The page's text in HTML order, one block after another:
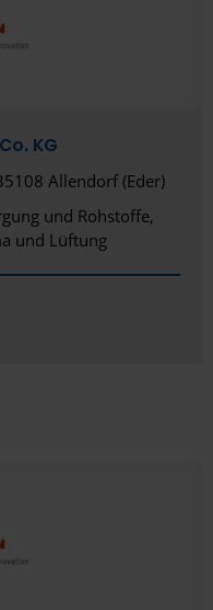
KG
Allendorf (Eder)
und Rohstoffe
und Lüftung